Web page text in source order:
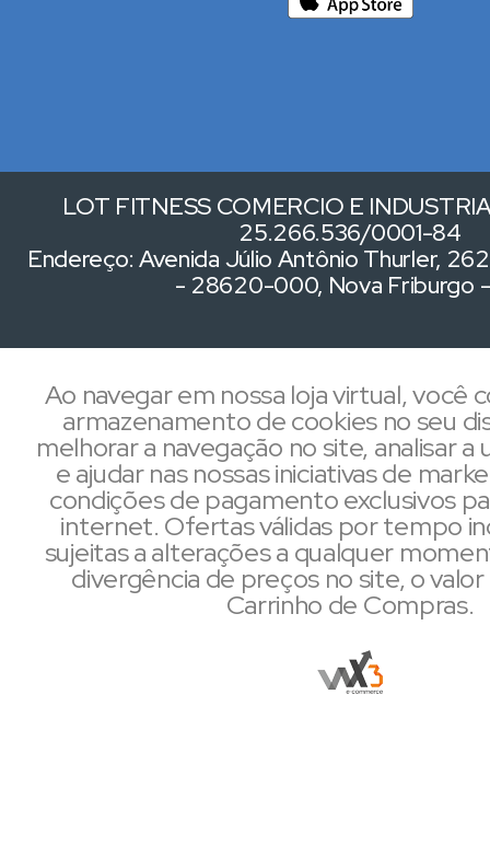
LOT FITNESS COMERCIO E
25.266.536/0001-84
Endereço: Avenida Júlio Antônio Thurler,
- 28620-000, Nova Friburgo
Ao navegar em nossa loja virtual, você
armazenamento de cookies no seu
melhorar a navegação no site, analisar a
e ajudar nas nossas iniciativas de
condições de pagamento exclusivos
internet. Ofertas válidas por tempo
sujeitas a alterações a qualquer
divergência de preços no site, o
Carrinho de Compras.